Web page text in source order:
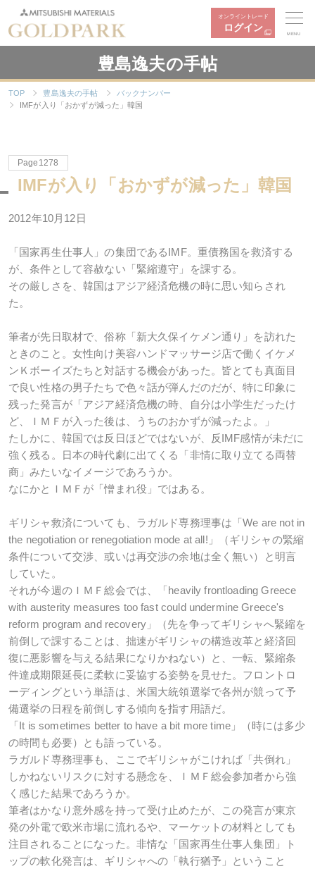
オンライントレード
ログイン
MENU
豊島逸夫の手帖
TOP 豊島逸夫の手帖
バックナンバー
IMFが入り「おかずが減った」韓国
Page1278
IMFが入り「おかずが減った」韓国
2012年10月12日
「国家再生仕事人」の集団であるIMF。重債務国を救済する
が、条件として容赦ない「緊縮遵守」を課する。
その厳しさを、韓国はアジア経済危機の時に思い知らされ
た。
筆者が先日取材で、俗称「新大久保イケメン通り」を訪れた
ときのこと。女性向け美容ハンドマッサージ店で働くイケメ
ンＫボーイズたちと対話する機会があった。皆とても真面目
で良い性格の男子たちで色々話が弾んだのだが、特に印象に
残った発言が「アジア経済危機の時、自分は小学生だったけ
ど、ＩＭＦが入った後は、うちのおかずが減ったよ。」
たしかに、韓国では反日ほどではないが、反IMF感情が未だに
強く残る。日本の時代劇に出てくる「非情に取り立てる両替
商」みたいなイメージであろうか。
なにかとＩＭＦが「憎まれ役」ではある。
ギリシャ救済についても、ラガルド専務理事は「We are not in
the negotiation or renegotiation mode at all!」（ギリシャの緊縮
条件について交渉、或いは再交渉の余地は全く無い）と明言
していた。
それが今週のＩＭＦ総会では、「heavily frontloading Greece
with austerity measures too fast could undermine Greece's
reform program and recovery」（先を争ってギリシャへ緊縮を
前倒しで課することは、拙速がギリシャの構造改革と経済回
復に悪影響を与える結果になりかねない）と、一転、緊縮条
件達成期限延長に柔軟に妥協する姿勢を見せた。フロントロ
ーディングという単語は、米国大統領選挙で各州が競って予
備選挙の日程を前倒しする傾向を指す用語だ。
「It is sometimes better to have a bit more time」（時には多少
の時間も必要）とも語っている。
ラガルド専務理事も、ここでギリシャがこければ「共倒れ」
しかねないリスクに対する懸念を、ＩＭＦ総会参加者から強
く感じた結果であろうか。
筆者はかなり意外感を持って受け止めたが、この発言が東京
発の外電で欧米市場に流れるや、マーケットの材料としても
注目されることになった。非情な「国家再生仕事人集団」ト
ップの軟化発言は、ギリシャへの「執行猶予」ということ